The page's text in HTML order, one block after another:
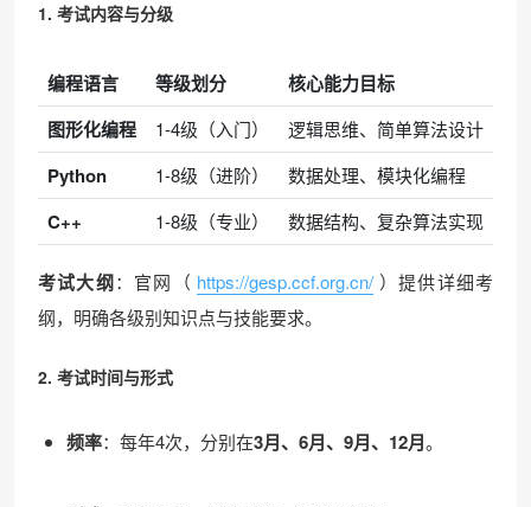
1. 考试内容与分级
编程语言 等级划分
核心能力目标
图形化编程
1-4级（入门） 逻辑思维、简单算法设计
Python 1-8级（进阶） 数据处理、模块化编程
C++ 1-8级（专业） 数据结构、复杂算法实现
考试大纲：官网（ https://gesp.ccf.org.cn/ ）提供详细考
纲，明确各级别知识点与技能要求。
2. 考试时间与形式
频率：每年4次，分别在3月、6月、9月、12月。